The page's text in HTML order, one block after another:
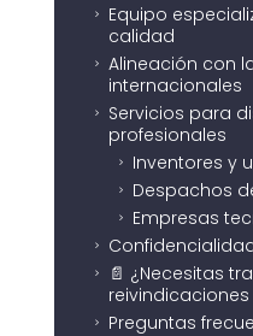
5
Equipo
calidad
5
Alineación con
internacionales
5
Servicios para
profesionales
5 Inventores y
5 Despachos
5 Empresas
5
5
📄 ¿Necesitas
5 Preguntas